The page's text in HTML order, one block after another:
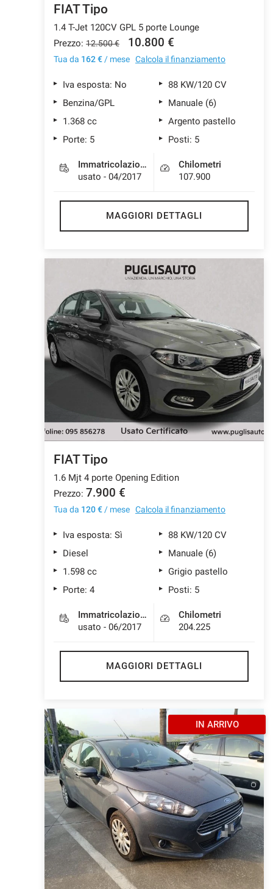
FIAT Tipo
1.4 T-Jet 120CV GPL 5 porte Lounge
Prezzo: 12.500 € 10.800 €
Tua da 162 € / mese Calcola il finanziamento
Iva esposta: No
88 KW/120 CV
Benzina/GPL
Manuale (6)
1.368 cc
Argento pastello
Porte: 5
Posti: 5
Immatricolazione
usato - 04/2017
Chilometri
107.900
MAGGIORI DETTAGLI
FIAT Tipo
1.6 Mjt 4 porte Opening Edition
Prezzo: 7.900 €
Tua da 120 € / mese Calcola il finanziamento
Iva esposta: Sì
88 KW/120 CV
Diesel
Manuale (6)
1.598 cc
Grigio pastello
Porte: 4
Posti: 5
Immatricolazione
usato - 06/2017
Chilometri
204.225
MAGGIORI DETTAGLI
IN ARRIVO